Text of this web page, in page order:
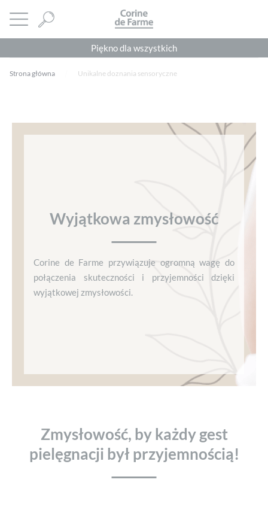
Otwórz menu CORINE DE FARME
Piękno dla wszystkich
Strona główna Unikalne doznania sensoryczne
Wyjątkowa zmysłowość
Corine de Farme przywiązuje ogromną wagę do
połączenia skuteczności i przyjemności dzięki
wyjątkowej zmysłowości.
Zmysłowość, by każdy gest
pielęgnacji był przyjemnością!